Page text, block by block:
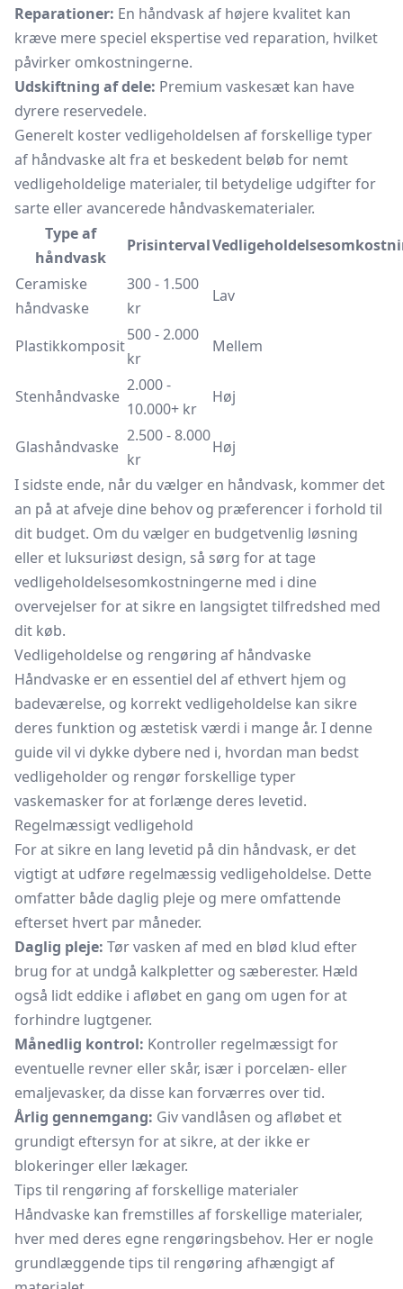
Reparationer: En håndvask af højere kvalitet kan
kræve mere speciel ekspertise ved reparation, hvilket
påvirker omkostningerne.
Udskiftning af dele: Premium vaskesæt kan have
dyrere reservedele.
Generelt koster vedligeholdelsen af forskellige typer
af håndvaske alt fra et beskedent beløb for nemt
vedligeholdelige materialer, til betydelige udgifter for
sarte eller avancerede håndvaskematerialer.
Type af
håndvask
Prisinterval
Ceramiske
håndvaske
300 - 1.500
kr
Lav
Plastikkomposit
500 - 2.000
kr
Mellem
Stenhåndvaske
2.000 -
10.000+ kr
Høj
Glashåndvaske
2.500 - 8.000
kr
Høj
I sidste ende, når du vælger en håndvask, kommer det
an på at afveje dine behov og præferencer i forhold til
dit budget. Om du vælger en budgetvenlig løsning
eller et luksuriøst design, så sørg for at tage
vedligeholdelsesomkostningerne med i dine
overvejelser for at sikre en langsigtet tilfredshed med
dit køb.
Vedligeholdelse og rengøring af håndvaske
Håndvaske er en essentiel del af ethvert hjem og
badeværelse, og korrekt vedligeholdelse kan sikre
deres funktion og æstetisk værdi i mange år. I denne
guide vil vi dykke dybere ned i, hvordan man bedst
vedligeholder og rengør forskellige typer
vaskemasker for at forlænge deres levetid.
Regelmæssigt vedligehold
For at sikre en lang levetid på din håndvask, er det
vigtigt at udføre regelmæssig vedligeholdelse. Dette
omfatter både daglig pleje og mere omfattende
efterset hvert par måneder.
Daglig pleje: Tør vasken af med en blød klud efter
brug for at undgå kalkpletter og sæberester. Hæld
også lidt eddike i afløbet en gang om ugen for at
forhindre lugtgener.
Månedlig kontrol: Kontroller regelmæssigt for
eventuelle revner eller skår, især i porcelæn- eller
emaljevasker, da disse kan forværres over tid.
Årlig gennemgang: Giv vandlåsen og afløbet et
grundigt eftersyn for at sikre, at der ikke er
blokeringer eller lækager.
Tips til rengøring af forskellige materialer
Håndvaske kan fremstilles af forskellige materialer,
hver med deres egne rengøringsbehov. Her er nogle
grundlæggende tips til rengøring afhængigt af